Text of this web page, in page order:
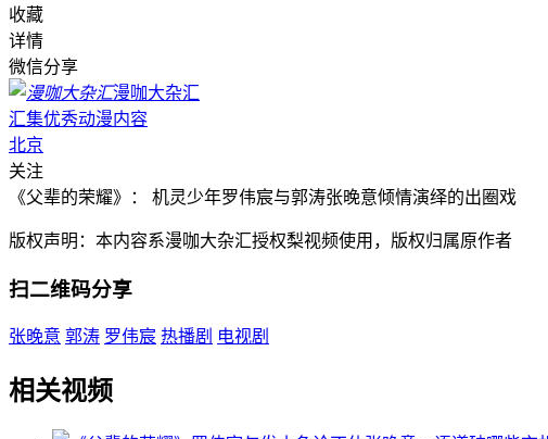
收藏
详情
微信分享
漫咖大杂汇
汇集优秀动漫内容
北京
关注
《父辈的荣耀》： 机灵少年罗伟宸与郭涛张晚意倾情演绎的出圈戏
版权声明：本内容系漫咖大杂汇授权梨视频使用，版权归属原作者
扫二维码分享
张晚意 郭涛 罗伟宸 热播剧 电视剧
相关视频